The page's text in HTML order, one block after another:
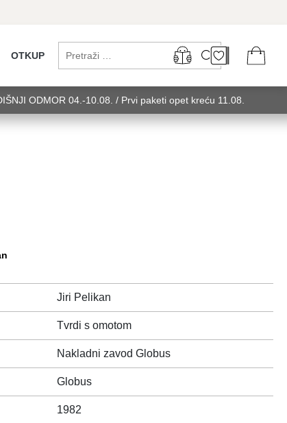
OTKUP
ODMOR 04.-10.08. / Prvi paketi opet kreću 11.08.
ODMOR 04.-10.08. / Prvi paketi opet kreću
utorak........GODIŠNJI ODMOR 0
Jiri Pelikan
Tvrdi s omotom
Nakladni zavod Globus
Globus
1982